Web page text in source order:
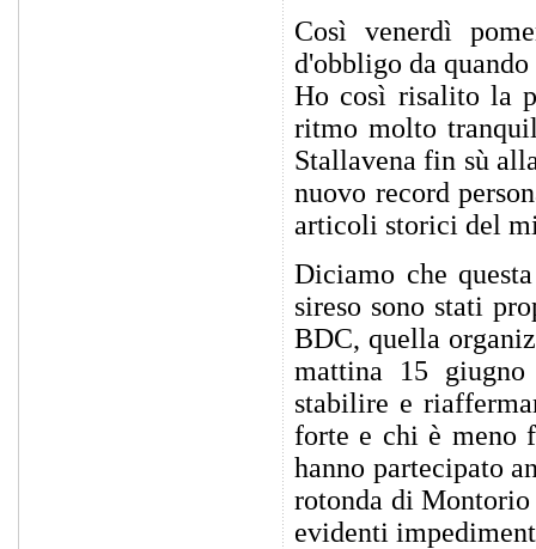
Così venerdì
d'obbligo da
Ho così risalito la
ritmo molto
Stallavena fin sù
nuovo record
articoli storici del
Diciamo che
sireso sono stati
BDC, quella
mattina 15
stabilire e
forte e chi è meno
hanno partecipato
rotonda di Montorio
evidenti